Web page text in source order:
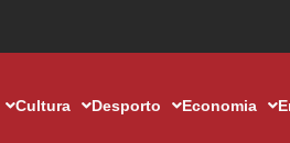
Cultura Desporto Economia